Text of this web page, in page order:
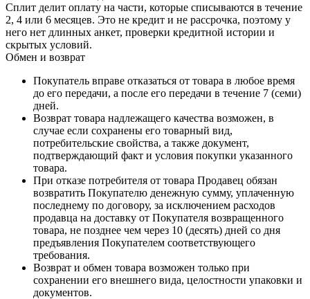
Сплит делит оплату на части, которые списываются в течение
2, 4 или 6 месяцев. Это не кредит и не рассрочка, поэтому у
него нет длинных анкет, проверки кредитной истории и
скрытых условий.
Обмен и возврат
Покупатель вправе отказаться от товара в любое время
до его передачи, а после его передачи в течение 7 (семи)
дней.
Возврат товара надлежащего качества возможен, в
случае если сохранены его товарный вид,
потребительские свойства, а также документ,
подтверждающий факт и условия покупки указанного
товара.
При отказе потребителя от товара Продавец обязан
возвратить Покупателю денежную сумму, уплаченную
последнему по договору, за исключением расходов
продавца на доставку от Покупателя возвращенного
товара, не позднее чем через 10 (десять) дней со дня
предъявления Покупателем соответствующего
требования.
Возврат и обмен товара возможен только при
сохранении его внешнего вида, целостности упаковки и
документов.